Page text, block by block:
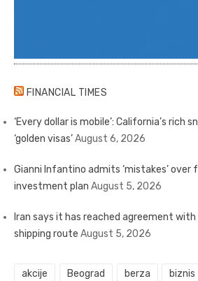
FINANCIAL TIMES
‘Every dollar is mobile’: California’s rich
‘golden visas’August 6, 2026
Gianni Infantino admits ‘mistakes’ over
investment plan August 5, 2026
Iran says it has reached agreement with
shipping route August 5, 2026
akcije Beograd berza biznis